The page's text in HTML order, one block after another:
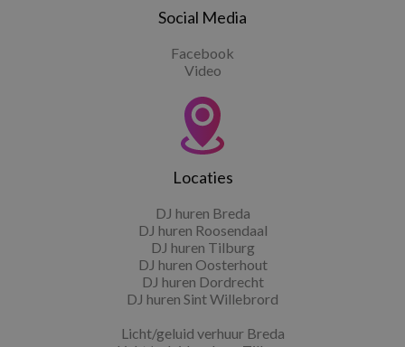
Social Media
Facebook
Video
Locaties
DJ huren Breda
DJ huren Roosendaal
DJ huren Tilburg
DJ huren Oosterhout
DJ huren Dordrecht
DJ huren Sint Willebrord
Licht/geluid verhuur Breda